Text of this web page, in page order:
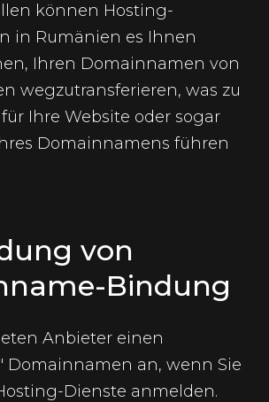
können Hosting-
in Rumänien es Ihnen
Ihren Domainnamen von
wegzutransferieren, was zu
Ihre Website oder sogar
Domainnamens führen
von
Bindung
Anbieter einen
Domainnamen an, wenn Sie
Dienste anmelden.